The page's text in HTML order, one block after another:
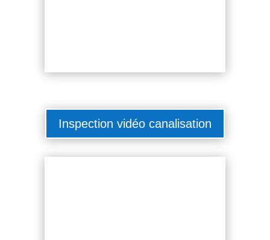
Inspection vidéo canalisation